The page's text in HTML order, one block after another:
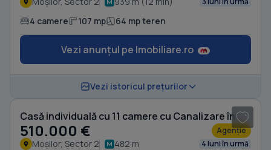
4 camere 107 mp 64 mp teren
Vezi anunțul pe Imobiliare.ro
Vezi istoricul prețurilor
Casă individuală cu 11 camere cu Canalizare în Moșilor
510.000 € Agenție
Moșilor, Sector 2 482 m 4 luni în urmă